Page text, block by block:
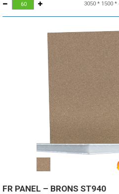
3050 * 1500
FR PANEL – BRONS ST940